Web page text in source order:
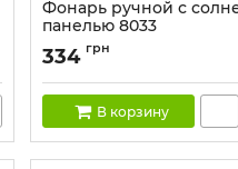
Фонарь ручной с
панелью 8033
Артикул:8033
334 грн
В корзину